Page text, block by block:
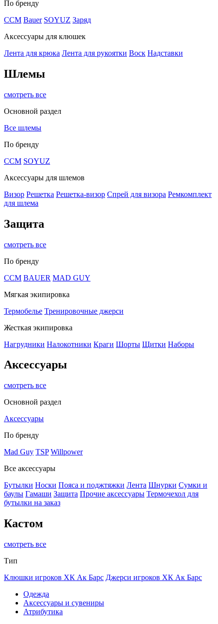
По бренду
CCM Bauer SOYUZ Заряд
Аксессуары для клюшек
Лента для крюка Лента для рукоятки Воск Надставки
Шлемы
смотреть все
Основной раздел
Все шлемы
По бренду
CCM SOYUZ
Аксессуары для шлемов
Визор Решетка Решетка-визор Спрей для визора Ремкомплект
для шлема
Защита
смотреть все
По бренду
CCM BAUER MAD GUY
Мягкая экипировка
Термобелье Тренировочные джерси
Жесткая экипировка
Нагрудники Налокотники Краги Шорты Щитки Наборы
Аксессуары
смотреть все
Основной раздел
Аксессуары
По бренду
Mad Guy TSP Willpower
Все аксессуары
Бутылки Носки Пояса и поджтяжки Лента Шнурки Сумки и
баулы Гамаши Защита Прочие аксессуары Термочехол для
бутылки на заказ
Кастом
смотреть все
Тип
Клюшки игроков ХК Ак Барс Джерси игроков ХК Ак Барс
Одежда
Аксессуары и сувениры
Атрибутика